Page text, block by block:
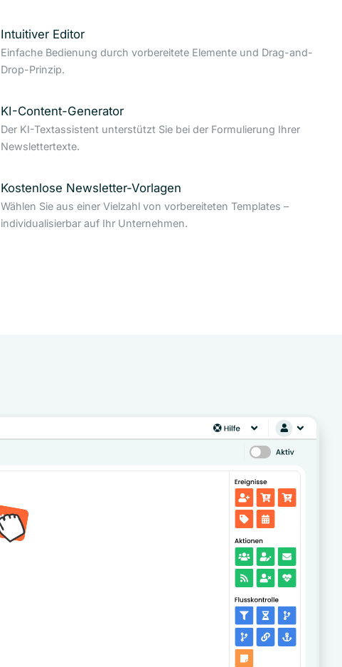
Intuitiver Editor
Einfache Bedienung durch vorbereitete Elemente und Drag-and-
Drop-Prinzip.
KI-Content-Generator
Der KI-Textassistent unterstützt Sie bei der Formulierung Ihrer
Newslettertexte.
Kostenlose Newsletter-Vorlagen
Wählen Sie aus einer Vielzahl von vorbereiteten Templates –
individualisierbar auf Ihr Unternehmen.